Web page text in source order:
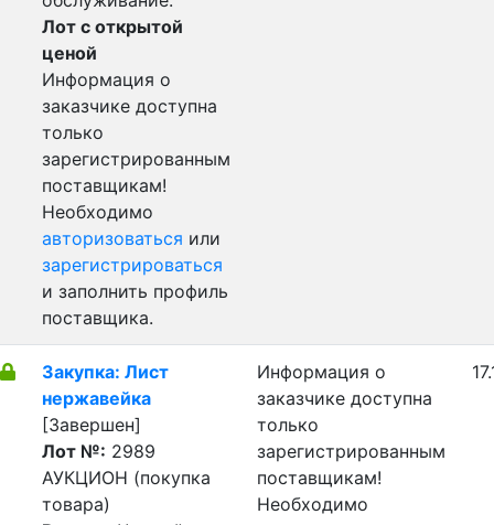
Лот с открытой
ценой
Информация о
заказчике доступна
только
зарегистрированным
поставщикам!
Необходимо
авторизоваться или
зарегистрироваться
и заполнить профиль
поставщика.
Закупка: Лист
нержавейка
[Завершен]
Лот №: 2989
АУКЦИОН (покупка
товара)
Информация о
заказчике доступна
только
зарегистрированным
поставщикам!
Необходимо